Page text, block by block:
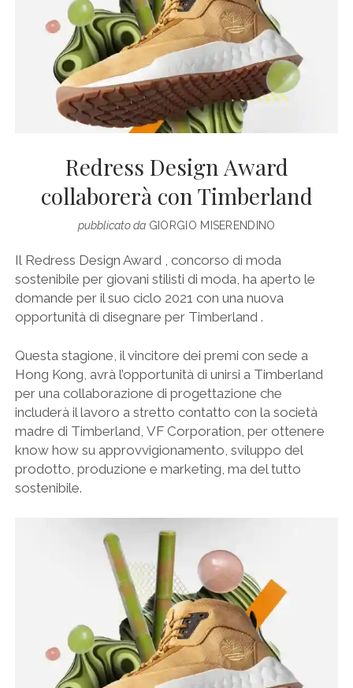
Redress Design Award
collaborerà con Timberland
pubblicato daGIORGIO MISERENDINO
Il Redress Design Award , concorso di moda
sostenibile per giovani stilisti di moda, ha aperto le
domande per il suo ciclo 2021 con una nuova
opportunità di disegnare per Timberland .
Questa stagione, il vincitore dei premi con sede a
Hong Kong, avrà l’opportunità di unirsi a Timberland
per una collaborazione di progettazione che
includerà il lavoro a stretto contatto con la società
madre di Timberland, VF Corporation, per ottenere
know how su approvvigionamento, sviluppo del
prodotto, produzione e marketing, ma del tutto
sostenibile.